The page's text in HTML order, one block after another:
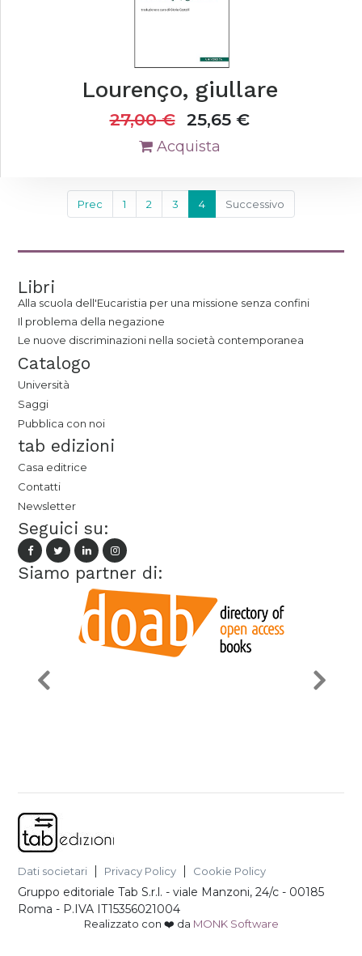
Lourenço, giullare
27,00€ 25,65€
Acquista
Prec 1 2 3 4 Successivo
Libri
Alla scuola dell'Eucaristia per una missione senza confini
Il problema della negazione
Le nuove discriminazioni nella società contemporanea
Catalogo
Università
Saggi
Pubblica con noi
tab edizioni
Casa editrice
Contatti
Newsletter
Seguici su:
Siamo partner di:
Dati societari Privacy Policy Cookie Policy
Gruppo editoriale Tab S.r.l. -viale Manzoni, 24/c - 00185
Roma - P.IVA IT15356021004
Realizzato con ❤️ da MONK Software